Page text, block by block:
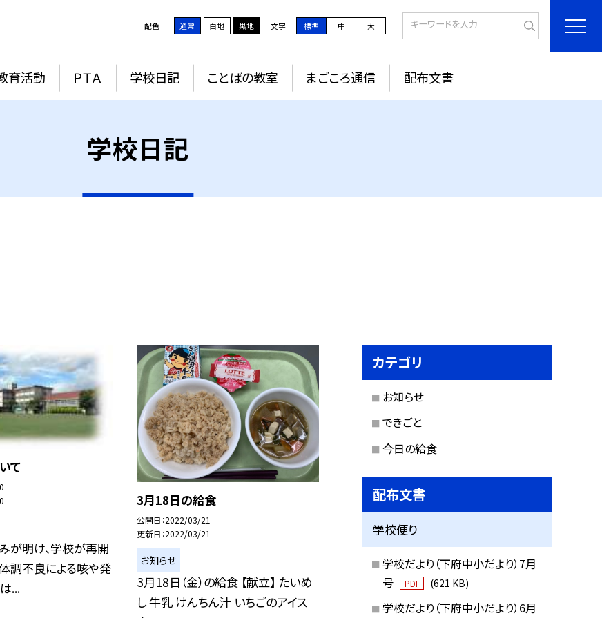
配色 通常 白地 黒地 文字 標準 中 大
育活動 ＰＴＡ 学校日記 ことばの教室 まごころ通信 配布文書
学校日記
て
が明け、学校が再開
体調不良による咳や発
...
3月18日の給食
公開日 2022/03/21
更新日 2022/03/21
お知らせ
3月18日（金）の給食 【献立】 たいめ
し 牛乳 けんちん汁 いちごのアイス
カテゴリ
お知らせ
できごと
今日の給食
配布文書
学校便り
学校だより（下府中小だより）7月
号
PDF (621 KB)
学校だより（下府中小だより）6月